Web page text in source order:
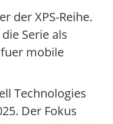
der XPS-Reihe.
Serie als
mobile
Technologies
Der Fokus